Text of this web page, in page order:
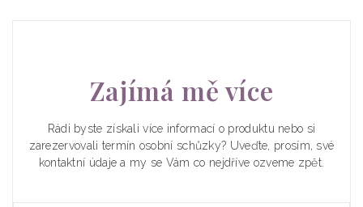
Zajímá mě více
Rádi byste získali více informací o produktu nebo si
zarezervovali termín osobní schůzky? Uveďte, prosím, své
kontaktní údaje a my se Vám co nejdříve ozveme zpět.